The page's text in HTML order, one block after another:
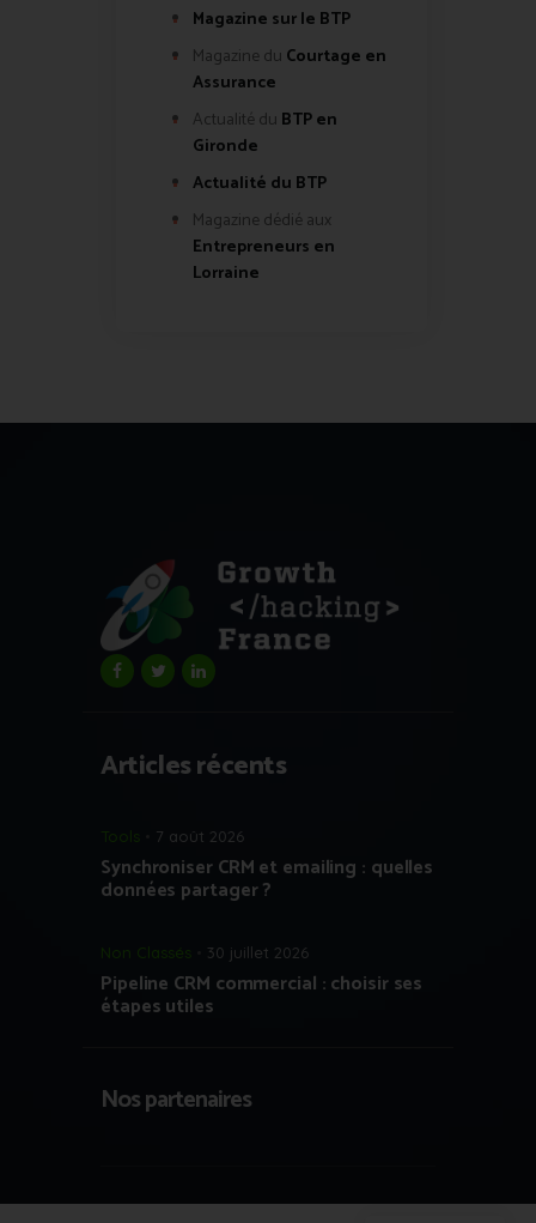
Magazine sur le BTP
Magazine du Courtage en
Assurance
Actualité du BTP en
Gironde
Actualité du BTP
Magazine dédié aux
Entrepreneurs en
Lorraine
Articles récents
Tools 7 août 2026
Synchroniser CRM et emailing : quelles
données partager ?
Non Classés 30 juillet 2026
Pipeline CRM commercial : choisir ses
étapes utiles
Nos partenaires